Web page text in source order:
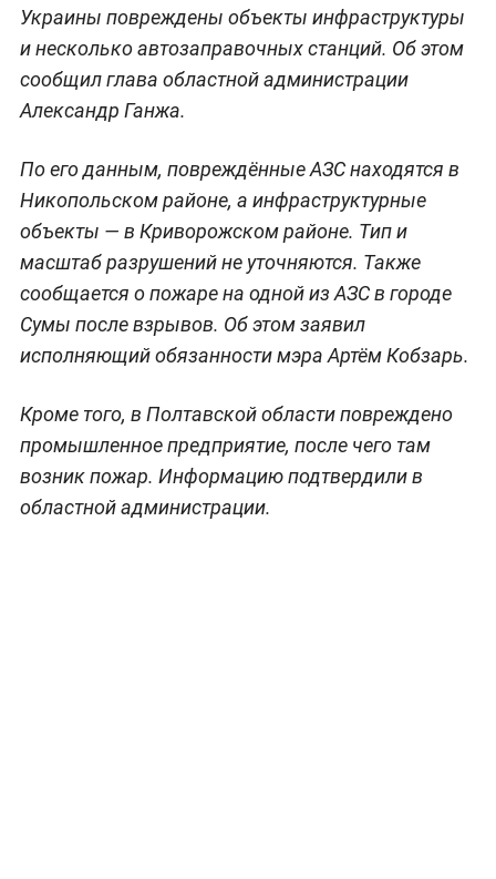
Украины повреждены объекты инфраструктуры
и несколько автозаправочных станций. Об этом
сообщил глава областной администрации
Александр Ганжа.
По его данным, повреждённые АЗС находятся в
Никопольском районе, а инфраструктурные
объекты — в Криворожском районе. Тип и
масштаб разрушений не уточняются. Также
сообщается о пожаре на одной из АЗС в городе
Сумы после взрывов. Об этом заявил
исполняющий обязанности мэра Артём Кобзарь.
Кроме того, в Полтавской области повреждено
промышленное предприятие, после чего там
возник пожар. Информацию подтвердили в
областной администрации.